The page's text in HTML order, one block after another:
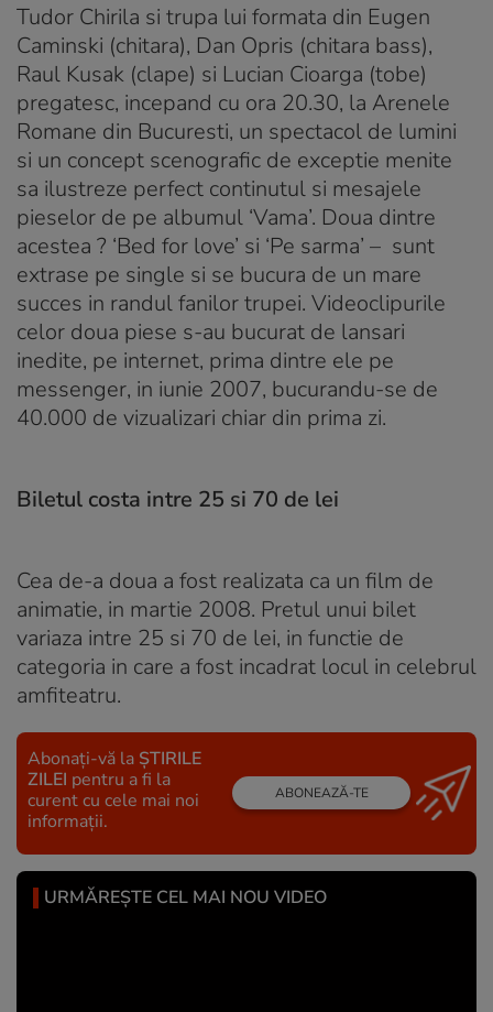
Tudor Chirila si trupa lui formata din Eugen
Caminski (chitara), Dan Opris (chitara bass),
Raul Kusak (clape) si Lucian Cioarga (tobe)
pregatesc, incepand cu ora 20.30, la Arenele
Romane din Bucuresti, un spectacol de lumini
si un concept scenografic de exceptie menite
sa ilustreze perfect continutul si mesajele
pieselor de pe albumul ‘Vama’. Doua dintre
acestea ? ‘Bed for love’ si ‘Pe sarma’ – sunt
extrase pe single si se bucura de un mare
succes in randul fanilor trupei. Videoclipurile
celor doua piese s-au bucurat de lansari
inedite, pe internet, prima dintre ele pe
messenger, in iunie 2007, bucurandu-se de
40.000 de vizualizari chiar din prima zi.
Biletul costa intre 25 si 70 de lei
Cea de-a doua a fost realizata ca un film de
animatie, in martie 2008. Pretul unui bilet
variaza intre 25 si 70 de lei, in functie de
categoria in care a fost incadrat locul in celebrul
amfiteatru.
Abonați-vă la ȘTIRILE
ZILEI pentru a fi la
curent cu cele mai noi
informații.
ABONEAZĂ-TE
URMĂREȘTE CEL MAI NOU VIDEO